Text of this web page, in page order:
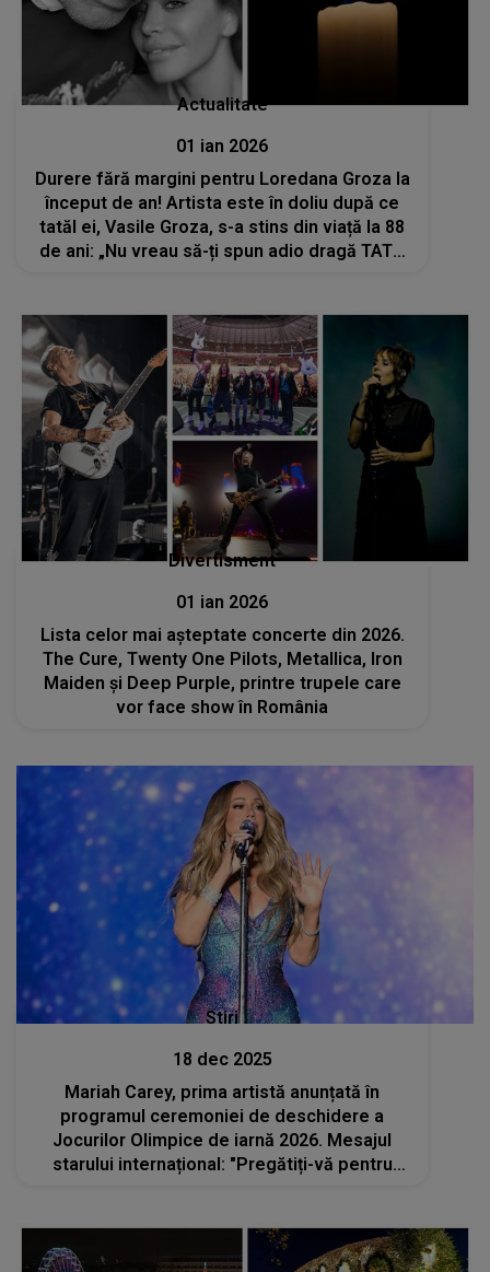
Actualitate
01 ian 2026
Durere fără margini pentru Loredana Groza la
început de an! Artista este în doliu după ce
tatăl ei, Vasile Groza, s-a stins din viață la 88
de ani: „Nu vreau să-ți spun adio dragă TATĂ
Divertisment
01 ian 2026
Lista celor mai așteptate concerte din 2026.
The Cure, Twenty One Pilots, Metallica, Iron
Maiden și Deep Purple, printre trupele care
vor face show în România
Stiri
18 dec 2025
Mariah Carey, prima artistă anunțată în
programul ceremoniei de deschidere a
Jocurilor Olimpice de iarnă 2026. Mesajul
starului internațional: "Pregătiți-vă pentru